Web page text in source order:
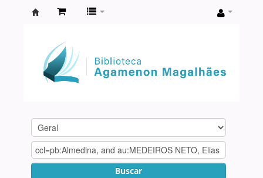
Agamenon
Magalhães
Buscar